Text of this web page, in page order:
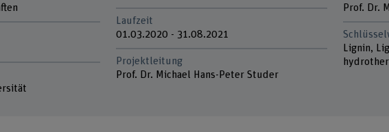
Laufzeit
01.03.2020 - 31.08.2021
Projektleitung
Prof. Dr. Michael Hans-Peter Studer
Prof. Dr.
Lignin,